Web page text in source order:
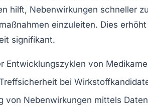
hilft, Nebenwirkungen schneller
einzuleiten. Dies
signifikant.
Entwicklungszyklen von
bei
von Nebenwirkungen mittels